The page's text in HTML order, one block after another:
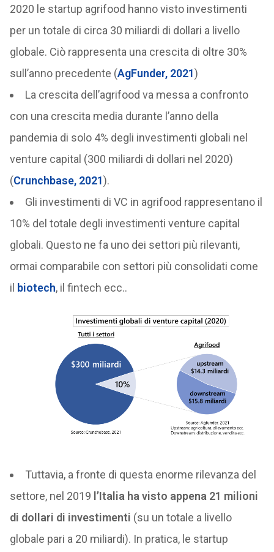
2020 le startup agrifood hanno visto investimenti
per un totale di circa 30 miliardi di dollari a livello
globale. Ciò rappresenta una crescita di oltre 30%
sull’anno precedente (AgFunder, 2021)
La crescita dell’agrifood va messa a confronto
con una crescita media durante l’anno della
pandemia di solo 4% degli investimenti globali nel
venture capital (300 miliardi di dollari nel 2020)
(Crunchbase, 2021).
Gli investimenti di VC in agrifood rappresentano il
10% del totale degli investimenti venture capital
globali. Questo ne fa uno dei settori più rilevanti,
ormai comparabile con settori più consolidati come
il biotech, il fintech ecc..
Tuttavia, a fronte di questa enorme rilevanza del
settore, nel 2019 l’Italia ha visto appena 21 milioni
di dollari di investimenti (su un totale a livello
globale pari a 20 miliardi). In pratica, le startup